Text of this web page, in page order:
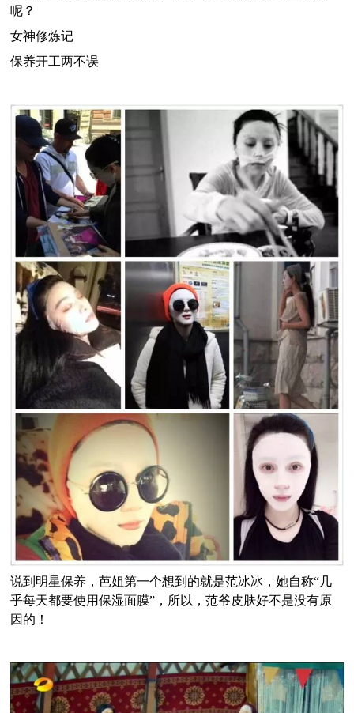
呢？
女神修炼记
保养开工两不误
说到明星保养，芭姐第一个想到的就是范冰冰，她自称“几
乎每天都要使用保湿面膜”，所以，范爷皮肤好不是没有原
因的！